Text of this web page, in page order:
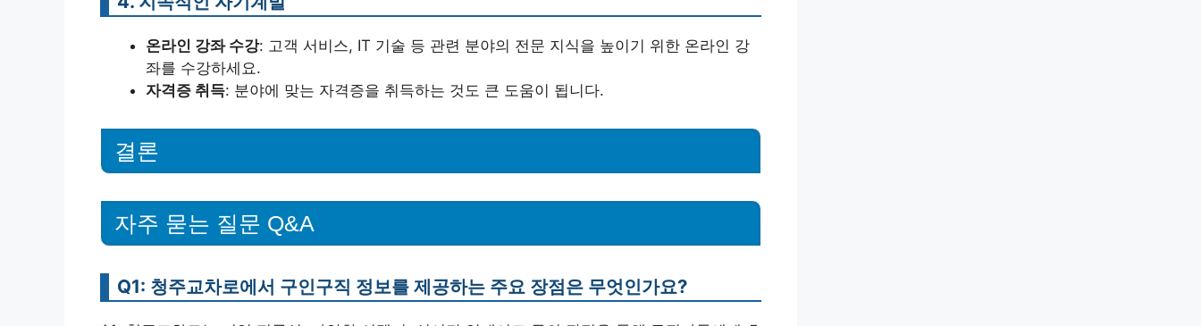
온라인 강좌 수강: 고객 서비스, IT 기술 등 관련 분야의 전문 지식을 높이기 위한 온라인 강
좌를 수강하세요.
자격증 취득: 분야에 맞는 자격증을 취득하는 것도 큰 도움이 됩니다.
결론
자주 묻는 질문 Q&A
Q1: 청주교차로에서 구인구직 정보를 제공하는 주요 장점은 무엇인가요?